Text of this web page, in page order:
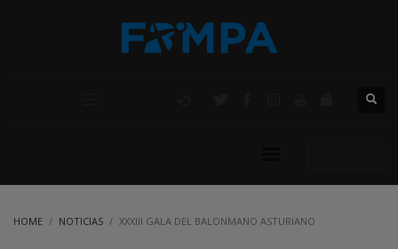
HOME NOTICIAS XXXIII GALA DEL BALONMANO ASTURIANO